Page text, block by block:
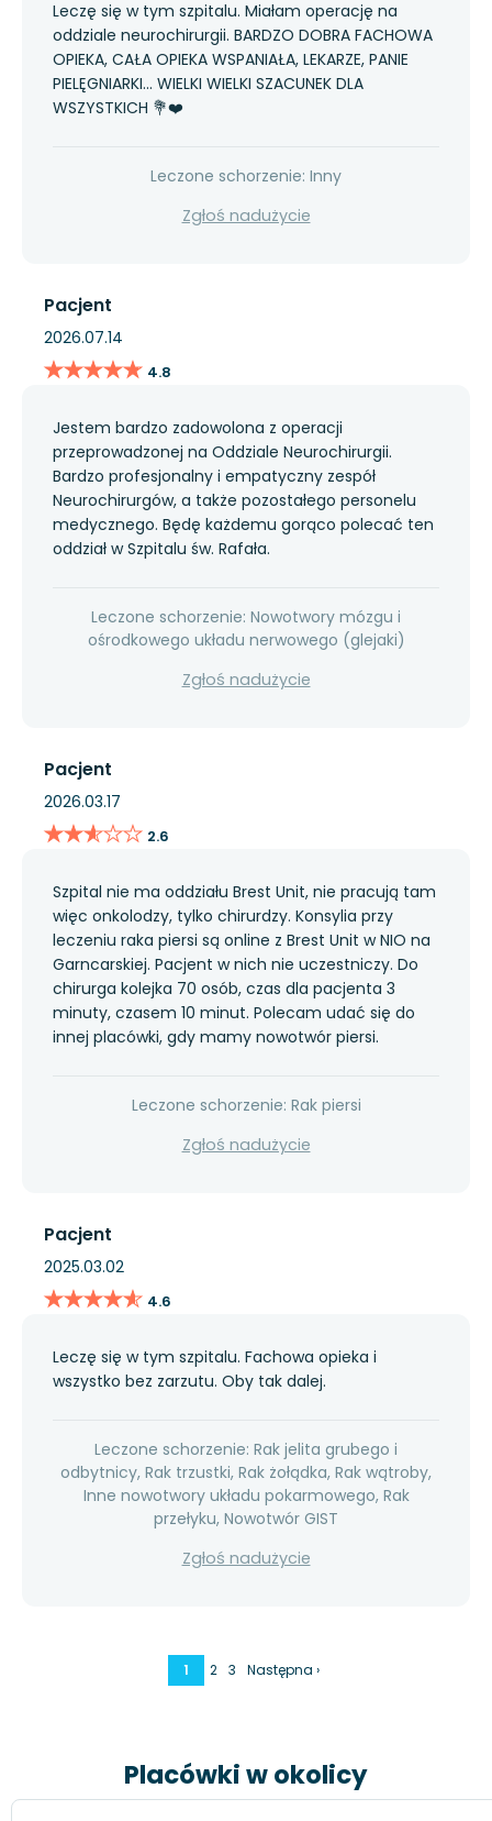
Leczę się w tym szpitalu. Miałam operację na
oddziale neurochirurgii. BARDZO DOBRA FACHOWA
OPIEKA, CAŁA OPIEKA WSPANIAŁA, LEKARZE, PANIE
PIELĘGNIARKI... WIELKI WIELKI SZACUNEK DLA
WSZYSTKICH 💐❤️
Leczone schorzenie: Inny
Zgłoś nadużycie
Pacjent
2026.07.14
★★★★★
★★★★★ 4.8
Jestem bardzo zadowolona z operacji
przeprowadzonej na Oddziale Neurochirurgii.
Bardzo profesjonalny i empatyczny zespół
Neurochirurgów, a także pozostałego personelu
medycznego. Będę każdemu gorąco polecać ten
oddział w Szpitalu św. Rafała.
Leczone schorzenie: Nowotwory mózgu i
ośrodkowego układu nerwowego (glejaki)
Zgłoś nadużycie
Pacjent
2026.03.17
★★★★★
★★★★★ 2.6
Szpital nie ma oddziału Brest Unit, nie pracują tam
więc onkolodzy, tylko chirurdzy. Konsylia przy
leczeniu raka piersi są online z Brest Unit w NIO na
Garncarskiej. Pacjent w nich nie uczestniczy. Do
chirurga kolejka 70 osób, czas dla pacjenta 3
minuty, czasem 10 minut. Polecam udać się do
innej placówki, gdy mamy nowotwór piersi.
Leczone schorzenie: Rak piersi
Zgłoś nadużycie
Pacjent
2025.03.02
★★★★★
★★★★★ 4.6
Leczę się w tym szpitalu. Fachowa opieka i
wszystko bez zarzutu. Oby tak dalej.
Leczone schorzenie: Rak jelita grubego i
odbytnicy, Rak trzustki, Rak żołądka, Rak wątroby,
Inne nowotwory układu pokarmowego, Rak
przełyku, Nowotwór GIST
Zgłoś nadużycie
1 2 3 Następna ›
Placówki w okolicy